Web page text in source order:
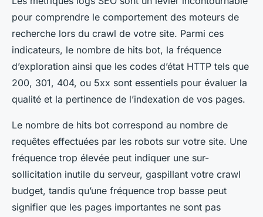
pour comprendre le comportement des moteurs de
recherche lors du crawl de votre site. Parmi ces
indicateurs, le nombre de hits bot, la fréquence
d’exploration ainsi que les codes d’état HTTP tels que
200, 301, 404, ou 5xx sont essentiels pour évaluer la
qualité et la pertinence de l’indexation de vos pages.
Le nombre de hits bot correspond au nombre de
requêtes effectuées par les robots sur votre site. Une
fréquence trop élevée peut indiquer une sur-
sollicitation inutile du serveur, gaspillant votre crawl
budget, tandis qu’une fréquence trop basse peut
signifier que les pages importantes ne sont pas